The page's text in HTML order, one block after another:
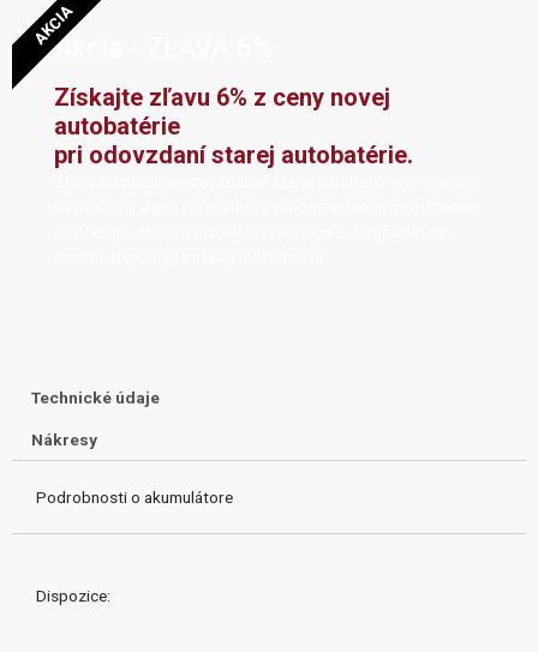
Akcia - ZĽAVA 6%
Získajte zľavu 6% z ceny novej
autobatérie
pri odovzdaní starej autobatérie.
AKCIA
Technické údaje
Nákresy
Podrobnosti o akumulátore
Dispozice: